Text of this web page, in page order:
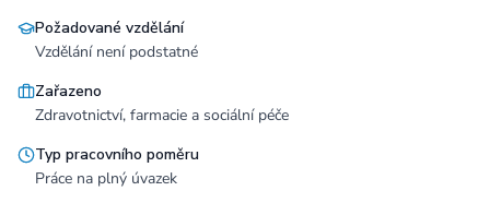
Požadované vzdělání
Vzdělání není podstatné
Zařazeno
Zdravotnictví, farmacie a sociální péče
Typ pracovního poměru
Práce na plný úvazek